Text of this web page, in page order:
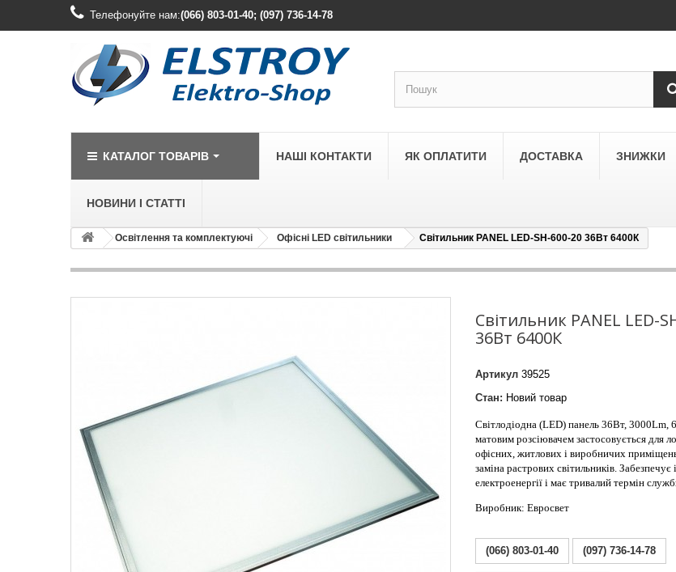
Телефонуйте нам:(066) 803-01-40; (097) 736-14-78
КАТАЛОГ ТОВАРІВ
LEGRAND
Legrand Forix
Legrand SUNO
Legrand Valena Allure
Legrand Valena Classic
Legrand Valena Life
LEGRAND
LEZARD
Lezard Deriy
НАШІ КОНТАКТИ ЯК ОПЛАТИТИ ДОСТАВКА ЗНИЖКИ
НОВИНИ І СТАТТІ
Освітлення та комплектуючі Офісні LED світильники Світильник PANEL LED-SH-600-20 36Вт 6400К
Світильник PANEL LED-
36Вт 6400К
Артикул 39525
Стан: Новий товар
Світлодіодна (LED) панель 36Вт, 3000Lm,
матовим розсіювачем застосовується для
офісних, житлових і виробничих
заміна растрових світильників.
електроенергії і має тривалий термін
Виробник: Евросвет
(066) 803-01-40 (097) 736-14-78